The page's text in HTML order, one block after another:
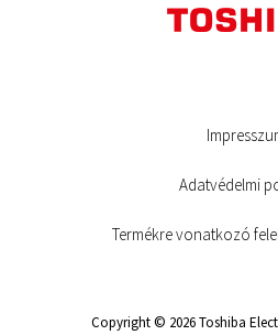
Adatvédelmi
Termékre vonatkozó
Copyright © 2026 Toshiba